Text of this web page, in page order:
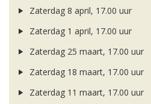
Zaterdag 8 april, 17.00 uur
Zaterdag 1 april, 17.00 uur
Zaterdag 25 maart, 17.00 uur
Zaterdag 18 maart, 17.00 uur
Zaterdag 11 maart, 17.00 uur